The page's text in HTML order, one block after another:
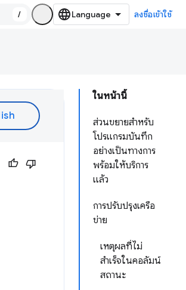
/ ลงชื่อเข้าใช้
ในหน้านี้
ส่วนขยายสำหรับ
โปรแกรมบันทึก
อย่างเป็นทางการ
พร้อมให้บริการ
แล้ว
การปรับปรุงเครือ
ข่าย
เหตุผลที่ไม่
สำเร็จในคอลัมน์
สถานะ